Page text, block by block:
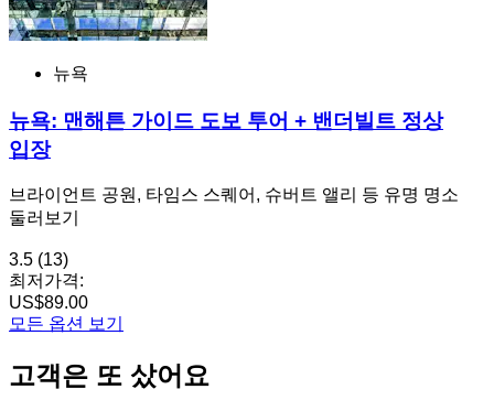
뉴욕
뉴욕: 맨해튼 가이드 도보 투어 + 밴더빌트 정상
입장
브라이언트 공원, 타임스 스퀘어, 슈버트 앨리 등 유명 명소
둘러보기
3.5 (13)
최저가격:
US$89.00
모든 옵션 보기
고객은 또 샀어요